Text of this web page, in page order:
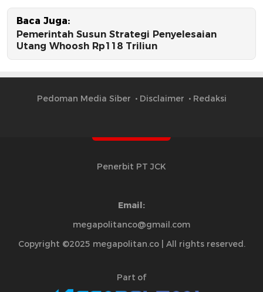
Baca Juga:
Pemerintah Susun Strategi Penyelesaian
Utang Whoosh Rp118 Triliun
Pedoman Media Siber Disclaimer Redaksi
Penerbit PT JCK
Email:
megapolitanco@gmail.com
Copyright ©2025 megapolitan.co | All rights reserved.
Part of